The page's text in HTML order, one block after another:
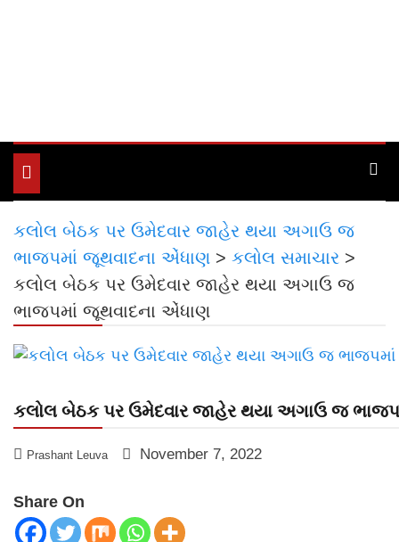
Toggle
navigation
કલોલ બેઠક પર ઉમેદવાર જાહેર થયા અગાઉ જ
ભાજપમાં જૂથવાદના એંધાણ > કલોલ સમાચાર >
કલોલ બેઠક પર ઉમેદવાર જાહેર થયા અગાઉ જ
ભાજપમાં જૂથવાદના એંધાણ
કલોલ બેઠક પર ઉમેદવાર જાહેર થયા અગાઉ જ
Prashant Leuva November 7, 2022
Share On